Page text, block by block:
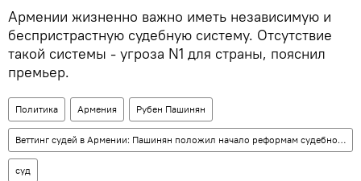
Армении жизненно важно иметь независимую и
беспристрастную судебную систему. Отсутствие
такой системы - угроза N1 для страны, пояснил
премьер.
Политика Армения Рубен Пашинян
Веттинг судей в Армении: Пашинян положил начало реформам судебной системы
суд